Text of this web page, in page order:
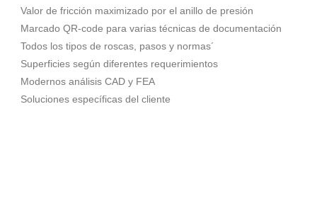
Valor de fricción maximizado por el anillo de presión
Marcado QR-code para varias técnicas de documentación
Todos los tipos de roscas, pasos y normas´
Superficies según diferentes requerimientos
Modernos análisis CAD y FEA
Soluciones específicas del cliente